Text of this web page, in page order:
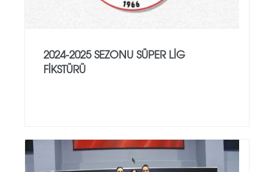
2024-2025 SEZONU SÜPER LİG
FİKSTÜRÜ